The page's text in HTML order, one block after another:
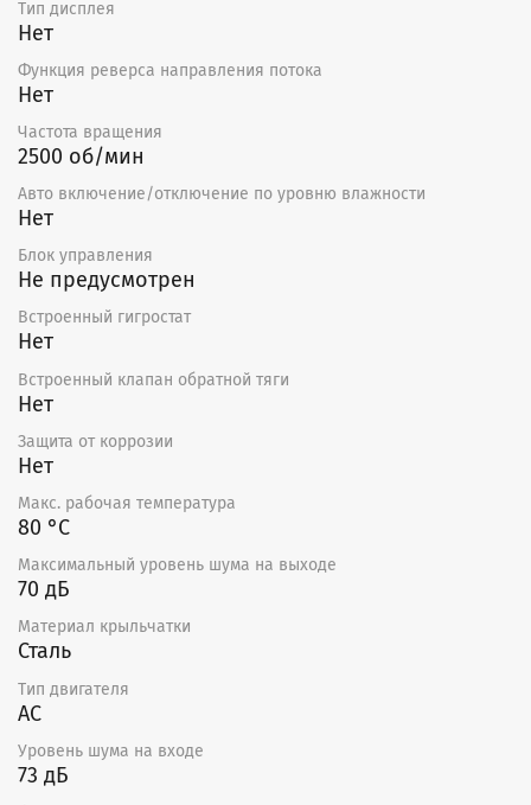
Тип дисплея
Нет
Функция реверса направления потока
Нет
Частота вращения
2500 об/мин
Авто включение/отключение по уровню влажности
Нет
Блок управления
Не предусмотрен
Встроенный гигростат
Нет
Встроенный клапан обратной тяги
Нет
Защита от коррозии
Нет
Макс. рабочая температура
80 °С
Максимальный уровень шума на выходе
70 дБ
Материал крыльчатки
Сталь
Тип двигателя
AC
Уровень шума на входе
73 дБ